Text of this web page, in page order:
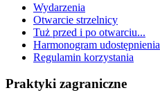
Wydarzenia
Otwarcie strzelnicy
Tuż przed i po otwarciu...
Harmonogram udostępnienia
Regulamin korzystania
Praktyki zagraniczne